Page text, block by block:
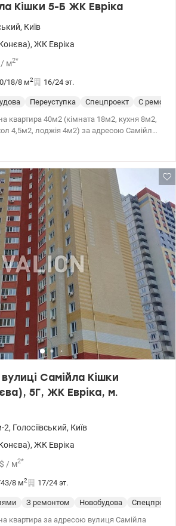
Кішки 5-Б ЖК Евріка
, Київ
, ЖК Евріка
/ м2*
18/8 м2 16/24 эт.
Переуступка Спецпроект
С
квартира 40м2 (кімната 18м2, кухня 8м2,
4,5м2, лоджія 4м2) за адресою Самійла
озеро, магазини, супермаркети, ТРЦ
Всі комунікації підключені. Переуступка.
1101953
Самійла Кішки
5Г, ЖК Евріка, м.
2, Голосіївський, Київ
, ЖК Евріка
$ / м2*
8 м2 17/24 эт.
З ремонтом Новобудова
Спецпроект
квартира за адресою вулиця Самійла